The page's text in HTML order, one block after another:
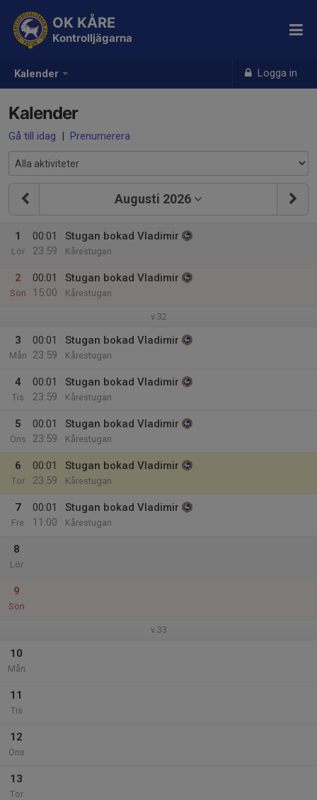
Kalender Logga in
OK KÅRE
Kontrolljägarna
Kalender
Gå till idag | Prenumerera
Augusti 2026
1
Lör
00:01
23:59
Stugan bokad Vladimir
Kårestugan
2
Sön
00:01
15:00
Stugan bokad Vladimir
Kårestugan
v.32
3
Mån
00:01
23:59
Stugan bokad Vladimir
Kårestugan
4
Tis
00:01
23:59
Stugan bokad Vladimir
Kårestugan
5
Ons
00:01
23:59
Stugan bokad Vladimir
Kårestugan
6
Tor
00:01
23:59
Stugan bokad Vladimir
Kårestugan
7
Fre
00:01
11:00
Stugan bokad Vladimir
Kårestugan
8
Lör
9
Sön
v.33
10
Mån
11
Tis
12
Ons
13
Tor